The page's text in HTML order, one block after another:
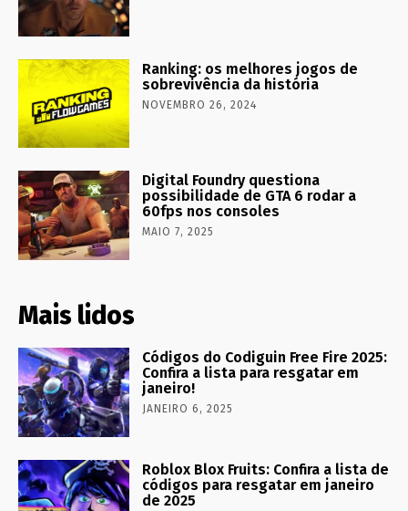
Ranking: os melhores jogos de
sobrevivência da história
NOVEMBRO 26, 2024
Digital Foundry questiona
possibilidade de GTA 6 rodar a
60fps nos consoles
MAIO 7, 2025
Mais lidos
Códigos do Codiguin Free Fire 2025:
Confira a lista para resgatar em
janeiro!
JANEIRO 6, 2025
Roblox Blox Fruits: Confira a lista de
códigos para resgatar em janeiro
de 2025